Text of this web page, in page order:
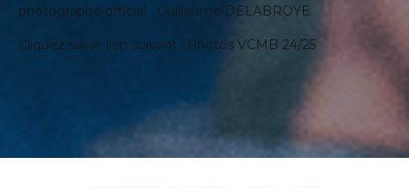
photographe officiel : Guillaume DELABROYE
Cliquez sur le lien suivant : Photos VCMB 24/25